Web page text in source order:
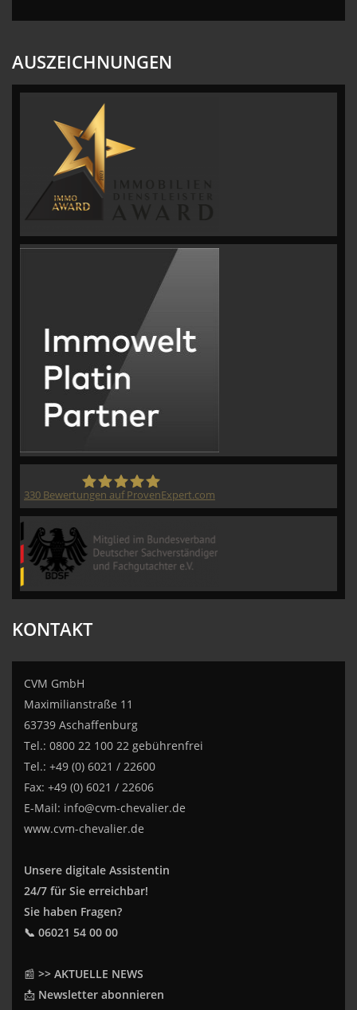
AUSZEICHNUNGEN
330 Bewertungen auf ProvenExpert.com
KONTAKT
CVM GmbH
Maximilianstraße 11
63739 Aschaffenburg
Tel.: 0800 22 100 22 gebührenfrei
Tel.: +49 (0) 6021 / 22600
Fax: +49 (0) 6021 / 22606
E-Mail: info@cvm-chevalier.de
www.cvm-chevalier.de
Unsere digitale Assistentin
24/7 für Sie erreichbar!
Sie haben Fragen?
📞 06021 54 00 00
📰 >> AKTUELLE NEWS
📩 Newsletter abonnieren